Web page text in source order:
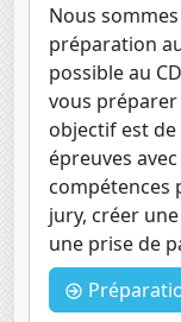
Nous
préparation
possible au
vous
objectif est
épreuves
compétences
jury, créer
une prise de
Préparation et